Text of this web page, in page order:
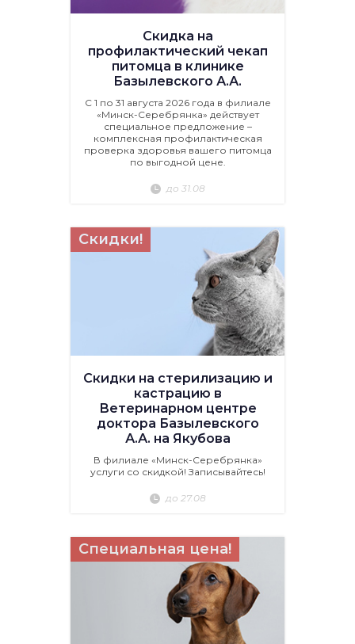
Скидка на
профилактический чекап
питомца в клинике
Базылевского А.А.
С 1 по 31 августа 2026 года в филиале
«Минск-Серебрянка» действует
специальное предложение –
комплексная профилактическая
проверка здоровья вашего питомца
по выгодной цене.
до 31.08
Скидки!
Скидки на стерилизацию и
кастрацию в
Ветеринарном центре
доктора Базылевского
А.А. на Якубова
В филиале «Минск-Серебрянка»
услуги со скидкой! Записывайтесь!
до 27.08
Специальная цена!